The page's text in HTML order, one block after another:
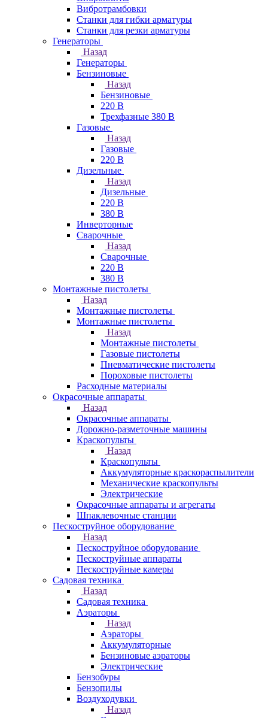
Вибротрамбовки
Станки для гибки арматуры
Станки для резки арматуры
Генераторы
Назад
Генераторы
Бензиновые
Назад
Бензиновые
220 В
Трехфазные 380 В
Газовые
Назад
Газовые
220 В
Дизельные
Назад
Дизельные
220 В
380 В
Инверторные
Сварочные
Назад
Сварочные
220 В
380 В
Монтажные пистолеты
Назад
Монтажные пистолеты
Монтажные пистолеты
Назад
Монтажные пистолеты
Газовые пистолеты
Пневматические пистолеты
Пороховые пистолеты
Расходные материалы
Окрасочные аппараты
Назад
Окрасочные аппараты
Дорожно-разметочные машины
Краскопульты
Назад
Краскопульты
Аккумуляторные краскораспылители
Механические краскопульты
Электрические
Окрасочные аппараты и агрегаты
Шпаклевочные станции
Пескоструйное оборудование
Назад
Пескоструйное оборудование
Пескоструйные аппараты
Пескоструйные камеры
Садовая техника
Назад
Садовая техника
Аэраторы
Назад
Аэраторы
Аккумуляторные
Бензиновые аэраторы
Электрические
Бензобуры
Бензопилы
Воздуходувки
Назад